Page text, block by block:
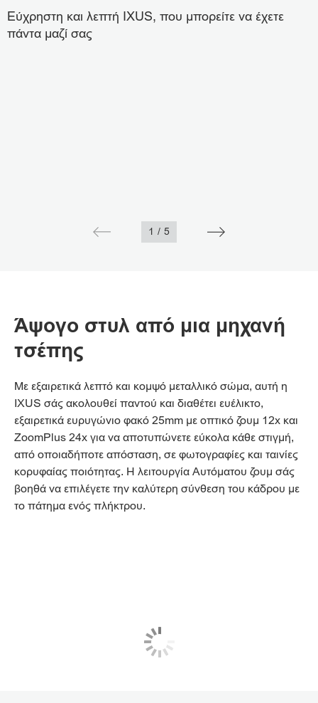
Εύχρηστη και λεπτή IXUS, που μπορείτε να έχετε
πάντα μαζί σας
1 / 5
Άψογο στυλ από μια μηχανή
τσέπης
Με εξαιρετικά λεπτό και κομψό μεταλλικό σώμα, αυτή η
IXUS σάς ακολουθεί παντού και διαθέτει ευέλικτο,
εξαιρετικά ευρυγώνιο φακό 25mm με οπτικό ζουμ 12x και
ZoomPlus 24x για να αποτυπώνετε εύκολα κάθε στιγμή,
από οποιαδήποτε απόσταση, σε φωτογραφίες και ταινίες
κορυφαίας ποιότητας. Η λειτουργία Αυτόματου ζουμ σάς
βοηθά να επιλέγετε την καλύτερη σύνθεση του κάδρου με
το πάτημα ενός πλήκτρου.